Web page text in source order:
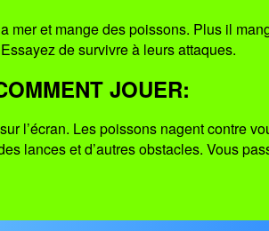
et mange des poissons. Plus il
de survivre à leurs attaques.
JOUER:
l’écran. Les poissons nagent contre
lances et d’autres obstacles. Vous